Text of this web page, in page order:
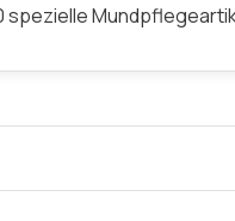
spezielle